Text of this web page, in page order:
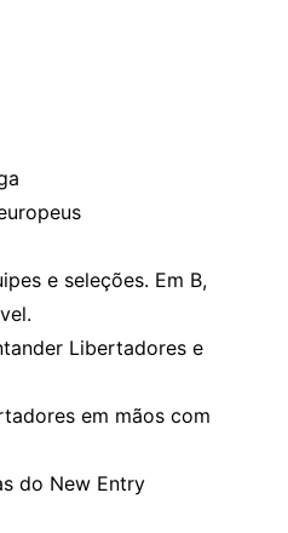
e seleções. Em B,
Libertadores e
em mãos com
do New Entry